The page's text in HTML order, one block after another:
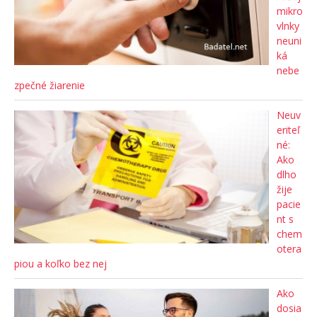
mikro
vlnky
neuni
ká
nebe
zpečné žiarenie
Neuv
eriteľ
né:
Ako
dlho
žije
pacie
nt s
chem
otera
piou a koľko bez nej
Ako
dosia